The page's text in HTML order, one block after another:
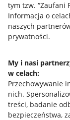
tym tzw. “Zaufani
Informacja o
naszych
prywatności.
My i nasi
w celach:
Przechowywanie
nich.
treści, badanie
bezpieczeństwa,
Przydatne
Jak to działa
Allegro Gadane
Allegro Gadane
Mapa